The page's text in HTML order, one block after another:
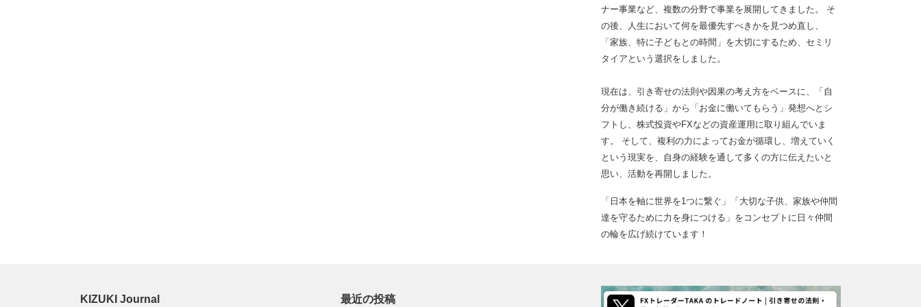
ナー事業など、複数の分野で事業を展開してきました。 そ
の後、人生において何を最優先すべきかを見つめ直し、
「家族、特に子どもとの時間」を大切にするため、セミリ
タイアという選択をしました。
現在は、引き寄せの法則や因果の考え方をベースに、「自
分が働き続ける」から「お金に働いてもらう」発想へとシ
フトし、株式投資やFXなどの資産運用に取り組んでいま
す。 そして、複利の力によってお金が循環し、増えていく
という現実を、自身の経験を通して多くの方に伝えたいと
思い、活動を再開しました。
「日本を軸に世界を1つに繋ぐ」「大切な子供、家族や仲間
達を守るために力を身につける」をコンセプトに日々仲間
の輪を広げ続けています！
KIZUKI Journal 最近の投稿